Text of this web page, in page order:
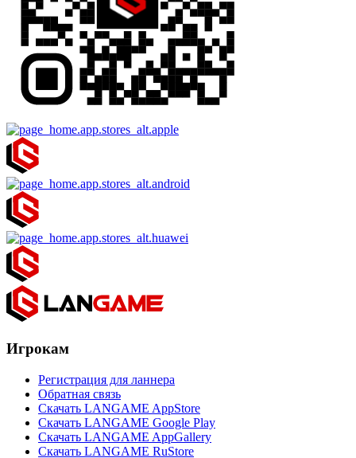
Игрокам
Регистрация для ланнера
Обратная связь
Скачать LANGAME AppStore
Скачать LANGAME Google Play
Скачать LANGAME AppGallery
Скачать LANGAME RuStore